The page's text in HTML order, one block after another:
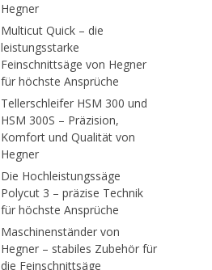
Hegner
Multicut Quick – die
leistungsstarke
Feinschnittsäge von Hegner
für höchste Ansprüche
Tellerschleifer HSM 300 und
HSM 300S – Präzision,
Komfort und Qualität von
Hegner
Die Hochleistungssäge
Polycut 3 – präzise Technik
für höchste Ansprüche
Maschinenständer von
Hegner – stabiles Zubehör für
die Feinschnittsäge